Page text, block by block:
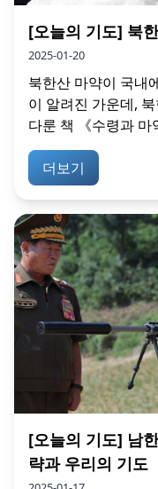
[오늘의 기도] 북
2025-01-20
북한산 마약이 국내
이 알려진 가운데,
다룬 책 《수령과 마
더보기
[오늘의 기도] 남
략과 우리의 기도